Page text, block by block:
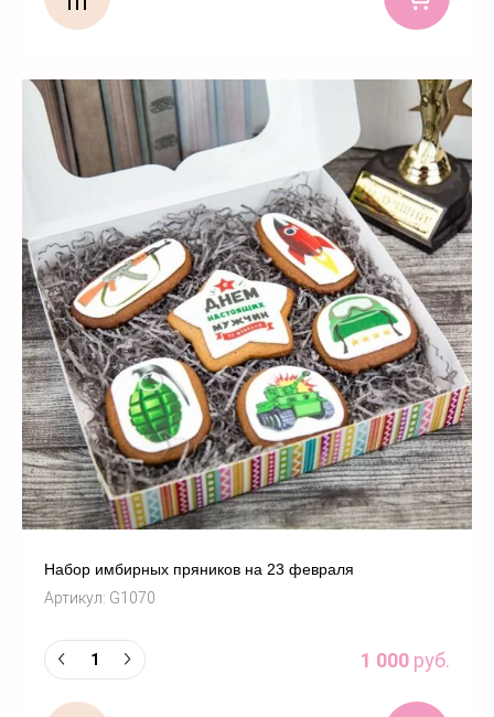
Набор имбирных пряников на 23 февраля
Артикул: G1070
1 000 руб.